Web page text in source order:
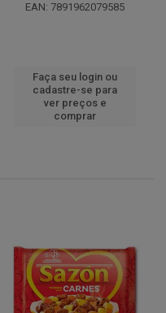
EAN: 7891962079585
Faça seu login ou
cadastre-se para
ver preços e
comprar